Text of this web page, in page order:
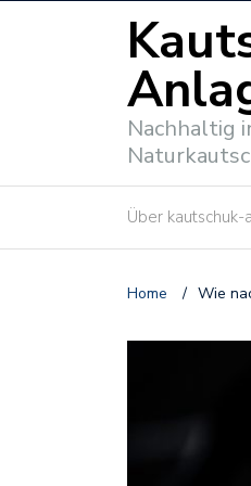
Nachhaltig
Über kautschuk-
Home / Wie